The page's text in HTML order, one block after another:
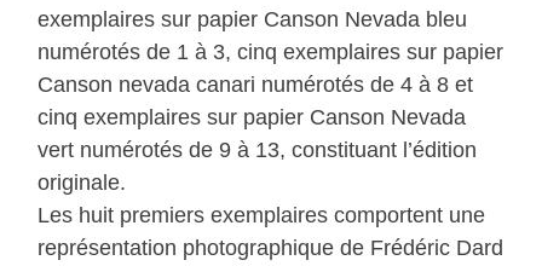
exemplaires sur papier Canson Nevada bleu
numérotés de 1 à 3, cinq exemplaires sur papier
Canson nevada canari numérotés de 4 à 8 et
cinq exemplaires sur papier Canson Nevada
vert numérotés de 9 à 13, constituant l’édition
originale.
Les huit premiers exemplaires comportent une
représentation photographique de Frédéric Dard